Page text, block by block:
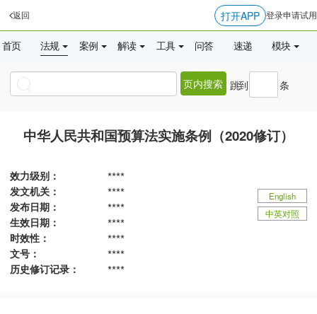
返回 打开APP 登录申请试用
首页 法规 案例 解读 工具 问答 速递 模块
页内搜索 跳到 条
中华人民共和国预算法实施条例（2020修订）
English
中英对照
效力级别： ****
发文机关： ****
发布日期： ****
生效日期： ****
时效性： ****
文号： ****
历史修订记录： ****